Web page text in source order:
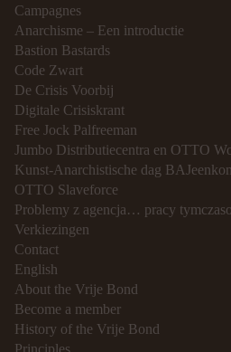
Campagnes
Anarchisme – Een introductie
Bastion Bastards
Code Zwart
De Crisis Voorbij
Digitale Crisiskrant
Free Jock Palfreeman
Jumbo Distributiecentra en OTTO
Kunst-Anarchistische dag
OTTO Slaveforce
Problemy z agencja… pracy
Verkiezingen
Contact
English
About the Vrije Bond
Become a member
History of the Vrije Bond